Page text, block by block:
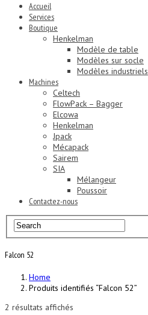
Accueil
Services
Boutique
Henkelman
Modèle de table
Modèles sur socle
Modèles industriels
Machines
Celtech
FlowPack – Bagger
Elcowa
Henkelman
Jpack
Mécapack
Sairem
SIA
Mélangeur
Poussoir
Contactez-nous
Falcon 52
Home
Produits identifiés “Falcon 52”
2 résultats affichés